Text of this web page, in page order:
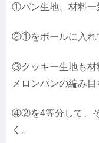
①パン生地、材料一
②①をボールに入れ
③クッキー生地も材
メロンパンの編み目
④②を4等分して、
く。